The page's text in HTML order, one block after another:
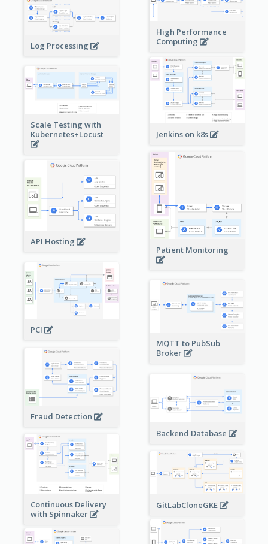
High Performance
Computing
Log Processing
Jenkins on k8s
Scale Testing with
Kubernetes+Locust
Patient Monitoring
API Hosting
PCI
MQTT to PubSub
Broker
Fraud Detection
Backend Database
Continuous Delivery
with Spinnaker
GitLabCloneGKE